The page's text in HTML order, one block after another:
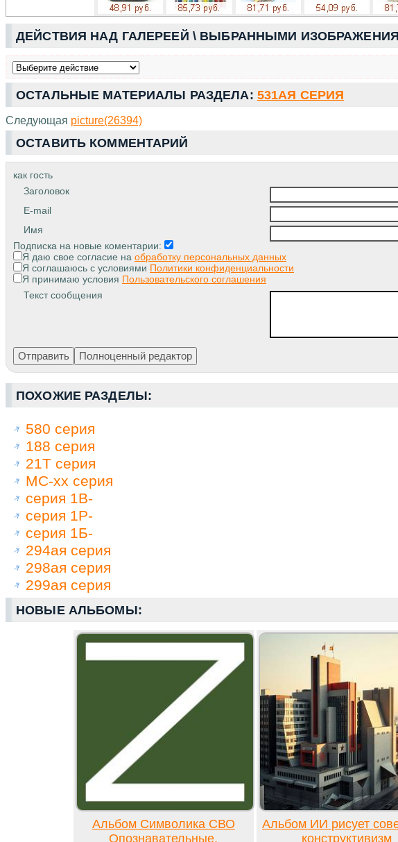
ДЕЙСТВИЯ НАД ГАЛЕРЕЕЙ \ ВЫБРАННЫМИ
ОСТАЛЬНЫЕ МАТЕРИАЛЫ РАЗДЕЛА: 531АЯ СЕРИЯ
Следующая picture(26394)
ОСТАВИТЬ КОММЕНТАРИЙ
как гость
Заголовок
E-mail
Имя
Подписка на новые коментарии:
Я даю свое согласие на обработку персональных данных
Я соглашаюсь с условиями Политики конфиденциальности
Я принимаю условия Пользовательского соглашения
Текст сообщения
ПОХОЖИЕ РАЗДЕЛЫ:
580 серия
188 серия
21Т серия
МС-хх серия
серия 1В-
серия 1Р-
серия 1Б-
294ая серия
298ая серия
299ая серия
НОВЫЕ АЛЬБОМЫ:
Альбом Символика СВО
Опознавательные,
Альбом ИИ рисует
конструктивизм